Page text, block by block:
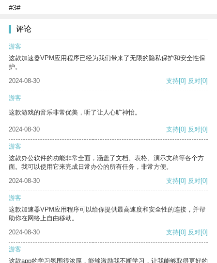
#3#
评论
游客
这款加速器VPM应用程序已经为我们带来了无限的隐私保护和安全性保
护。
2024-08-30
支持[0] 反对[0]
游客
这款游戏的音乐非常优美，听了让人心旷神怡。
2024-08-30 支持[0] 反对[0]
游客
这款办公软件的功能非常全面，涵盖了文档、表格、演示文稿等各个方
面。我可以使用它来完成日常办公的所有任务，非常方便。
2024-08-30
支持[0] 反对[0]
游客
这款加速器VPM应用程序可以给你提供最高速度和安全性的连接，并帮
助你在网络上自由移动。
2024-08-30
支持[0] 反对[0]
游客
这款app的学习氛围很浓厚，能够激励我不断学习，让我能够取得更好的